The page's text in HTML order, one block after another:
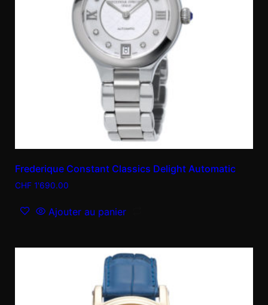
Frederique Constant Classics Delight Automatic
CHF 1'690.00
Ajouter au panier